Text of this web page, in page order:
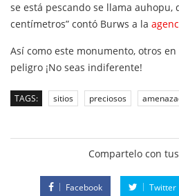
se está pescando se llama auhopu,
centímetros” contó Burws a la
Así como este monumento, otros en
peligro ¡No seas indiferente!
TAGS: sitios preciosos
Compartelo con
Facebook Twitter